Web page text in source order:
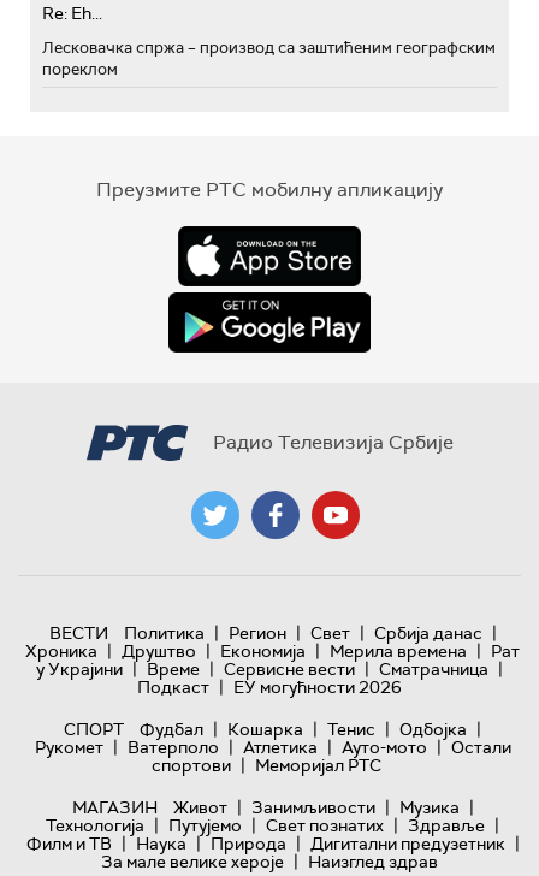
Re: Eh...
Лесковачка спржа – производ са заштићеним географским
пореклом
Преузмите РТС мобилну апликацију
Радио Телевизија Србије
ВЕСТИ Политика | Регион | Свет | Србија данас |
Хроника | Друштво | Економија | Мерила времена | Рат
у Украјини | Време | Сервисне вести | Сматрачница |
Подкаст | ЕУ могућности 2026
СПОРТ
Фудбал | Кошарка | Тенис | Одбојка |
Рукомет | Ватерполо | Атлетика | Ауто-мото | Остали
спортови | Меморијал РТС
МАГАЗИН
Живот | Занимљивости | Музика |
Технологијa | Путујемо | Свет познатих | Здравље |
Филм и ТВ | Наука | Природа | Дигитални предузетник |
За мале велике хероје | Наизглед здрав